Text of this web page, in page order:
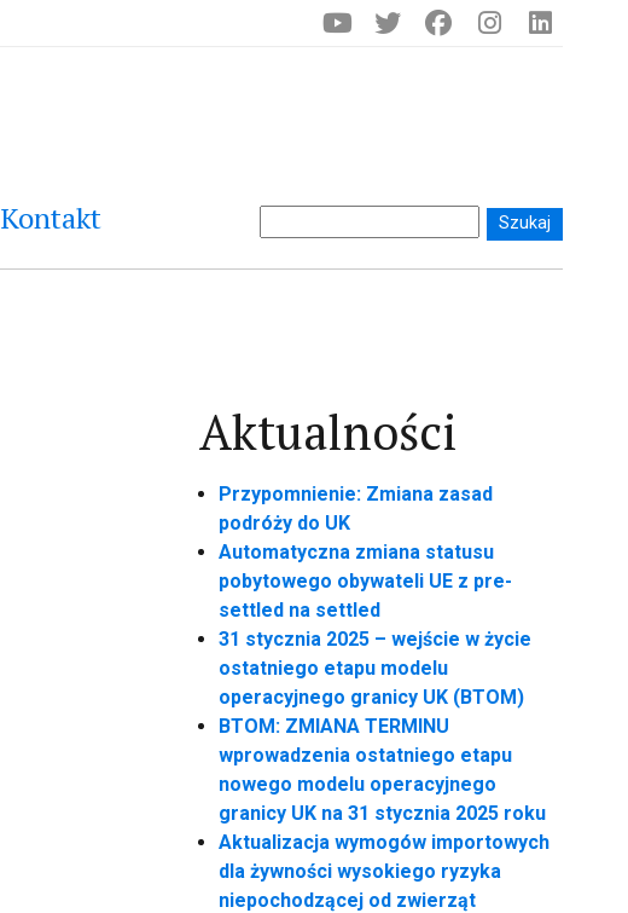
Kontakt
Aktualności
Przypomnienie: Zmiana zasad
podróży do UK
Automatyczna zmiana statusu
pobytowego obywateli UE z pre-
settled na settled
31 stycznia 2025 – wejście w życie
ostatniego etapu modelu
operacyjnego granicy UK (BTOM)
BTOM: ZMIANA TERMINU
wprowadzenia ostatniego etapu
nowego modelu operacyjnego
granicy UK na 31 stycznia 2025 roku
Aktualizacja wymogów importowych
dla żywności wysokiego ryzyka
niepochodzącej od zwierząt